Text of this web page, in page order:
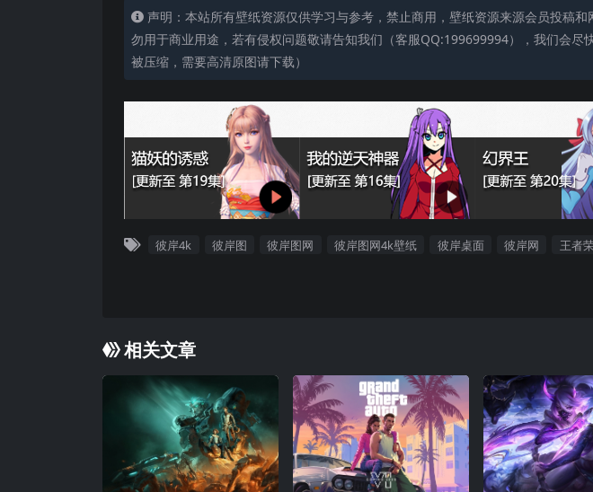
声明：本站所有壁纸资源仅供学习与参考，禁止商用，壁纸资源来源会员投稿
勿用于商业用途，若有侵权问题敬请告知我们（客服QQ:199699994），我们会尽
被压缩，需要高清原图请下载）
彼岸4k 彼岸图 彼岸图网 彼岸图网4k壁纸 彼岸桌面 彼岸网 王者
相关文章